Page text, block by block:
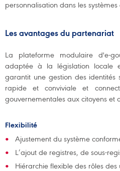
personnalisation dans les
Les avantages du partenariat
La plateforme modulaire d'e-
adaptée à la législation locale
garantit une gestion des identités
rapide et conviviale et
gouvernementales aux citoyens et
Flexibilité
Ajustement du système
L’ajout de registres, de sous-
Hiérarchie flexible des rôles